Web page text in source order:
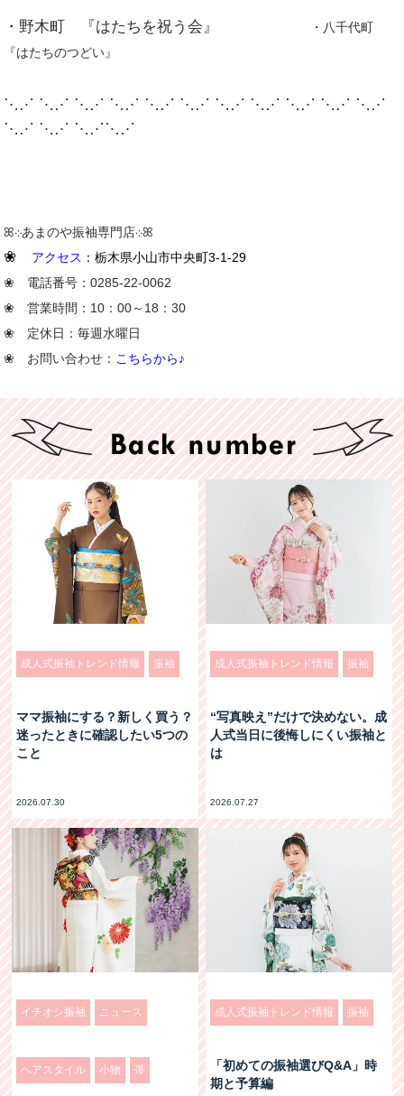
・野木町 『はたちを祝う会』
・八千代町
『はたちのつどい』
⋱⋰ ⋱⋰ ⋱⋰ ⋱⋰ ⋱⋰ ⋱⋰ ⋱⋰ ⋱⋰ ⋱⋰ ⋱⋰ ⋱⋰
⋱⋰ ⋱⋰ ⋱⋰⋱⋰
ꕤ܀あまのや振袖専門店܀ꕤ
❀ アクセス ：栃木県小山市中央町3-1-29
❀ 電話番号：0285-22-0062
❀ 営業時間：10：00～18：30
❀ 定休日：毎週水曜日
❀ お問い合わせ： こちらから♪
成人式振袖トレンド情報 振袖
ママ振袖にする？新しく買う？
迷ったときに確認したい5つの
こと
2026.07.30
成人式振袖トレンド情報 振袖
“写真映え”だけで決めない。成
人式当日に後悔しにくい振袖と
は
2026.07.27
イチオシ振袖 ニュース
へアスタイル 小物 帯
成人式振袖トレンド情報 振袖
「初めての振袖選びQ&A」時
期と予算編